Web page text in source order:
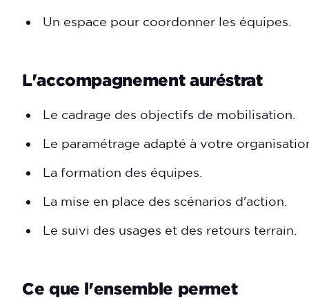
Un espace pour coordonner les équipes.
L'accompagnement auréstrat
Le cadrage des objectifs de mobilisation.
Le paramétrage adapté à votre
La formation des équipes.
La mise en place des scénarios d'action.
Le suivi des usages et des retours terrain.
Ce que l'ensemble permet